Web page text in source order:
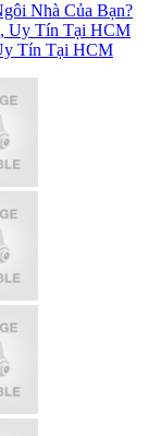
Nhà Của Bạn?
Tín Tại HCM